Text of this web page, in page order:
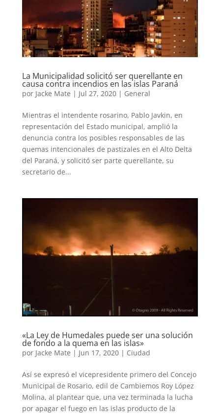
La Municipalidad solicitó ser querellante en
causa contra incendios en las islas Paraná
por Jacke Mate | Jul 27, 2020| General
Mientras el intendente rosarino, Pablo Javkin, en
representación del Estado municipal, amplió la
denuncia contra los posibles responsables de las
quemas intencionales de pastizales en el Alto Delta
del Paraná, y solicitó ser parte querellante, su
secretario de...
«La Ley de Humedales puede ser una solución
de fondo a la quema en las islas»
por Jacke Mate | Jun 17, 2020| Ciudad
Así se expresó el vicepresidente primero del Concejo
Municipal de Rosario, edil de Cambiemos Roy López
Molina, al plantear que, una vez terminada la lucha
por apagar el fuego en las islas producto de la